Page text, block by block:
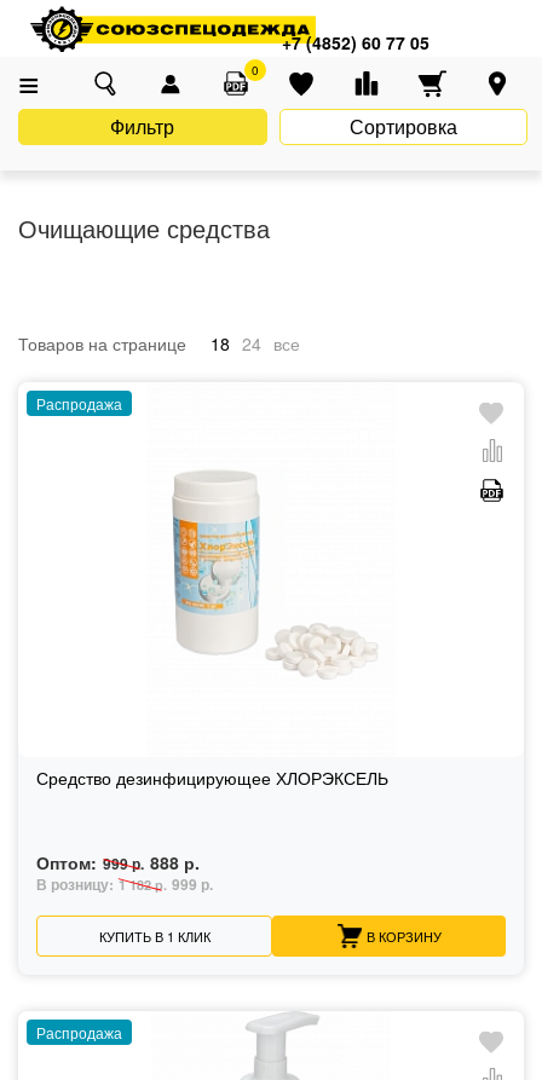
+7 (4852) 60 77 05
0
Главная Каталог
Инструменты и хозинвентарь
Очищающие средства
Фильтр Сортировка
Товаров на странице 18 24 все
Распродажа
Средство дезинфицирующее ХЛОРЭКСЕЛЬ
Оптом: 999 р. 888 р.
В розницу: 1 182 р. 999 р.
КУПИТЬ В 1 КЛИК В КОРЗИНУ
Распродажа